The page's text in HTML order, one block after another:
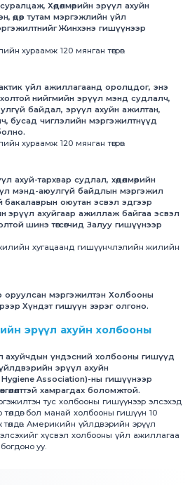
Хөдөлмөрийн эрүүл ахуйн
өдөр тутам мэргэжлийн үйл
Жинхэнэ гишүүнээр
хураамж 120 мянган төгрөг.
үйл ажиллагаанд оролцдог, энэ
нийгмийн эрүүл мэнд судлалч,
байдал, эрүүл ахуйн ажилтан,
бусад чиглэлийн мэргэжилтнүүд
хураамж 120 мянган төгрөг.
ахуй-тархвар судлал, хөдөлмөрийн
мэнд-аюулгүй байдлын мэргэжил
оюутан эсвэл эдгээр
эрүүл ахуйгаар ажиллаж байгаа эсвэл
шинэ төгсөгчид Залуу гишүүнээр
1 жилийн хугацаанд гишүүнчлэлийн жилийн
оруулсан мэргэжилтэн Холбооны
Хүндэт гишүүн зэрэг олгоно.
эрүүл ахуйн холбооны
ахуйчдын үндэсний холбооны гишүүд
үйлдвэрийн эрүүл ахуйн
Association)-ны гишүүнээр
хамрагдах боломжтой.
тус холбооны гишүүнээр элсэхэд
бол манай холбооны гишүүн 10
Америкийн үйлдвэрийн эрүүл
хүсвэл холбооны үйл ажиллагаа
уу.